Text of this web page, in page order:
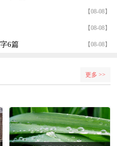
【08-08】
【08-08】
6篇 【08-08】
更多 >>